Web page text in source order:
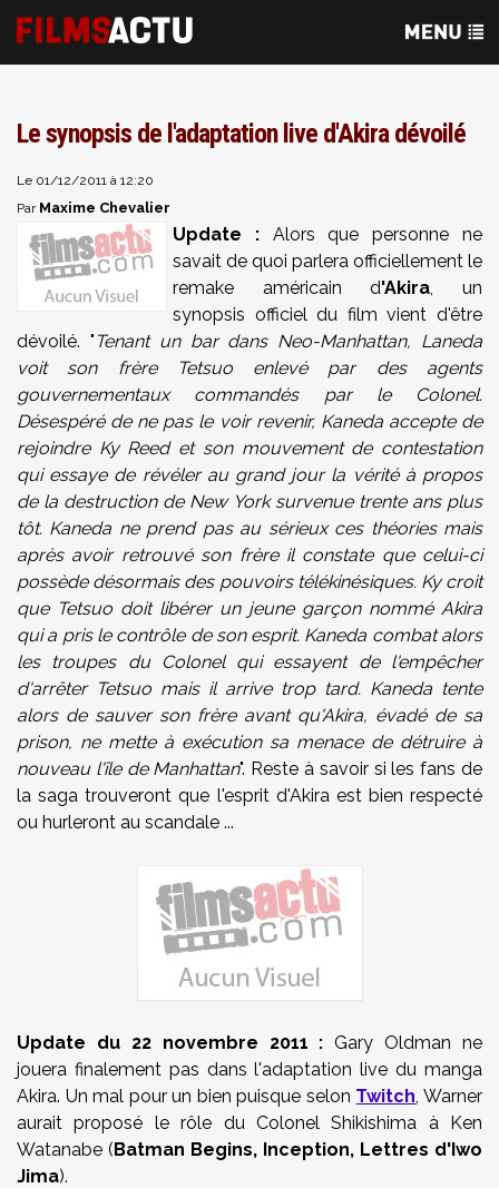
Le synopsis de l'adaptation live d'Akira dévoilé
Le 01/12/2011 à 12:20
Par Maxime Chevalier
Update :
Alors que personne ne
savait de quoi parlera officiellement le
remake américain d'Akira,un
synopsis officiel du film vient d'être
dévoilé. " Tenant un bar dans Neo-Manhattan, Laneda
voit son frère Tetsuo enlevé par des agents
gouvernementaux commandés par le Colonel.
Désespéré de ne pas le voir revenir, Kaneda accepte de
rejoindre Ky Reed et son mouvement de contestation
qui essaye de révéler au grand jour la vérité à propos
de la destruction de New York survenue trente ans plus
tôt. Kaneda ne prend pas au sérieux ces théories mais
après avoir retrouvé son frère il constate que celui-ci
possède désormais des pouvoirs télékinésiques. Ky croit
que Tetsuo doit libérer un jeune garçon nommé Akira
qui a pris le contrôle de son esprit. Kaneda combat alors
les troupes du Colonel qui essayent de l'empêcher
d'arrêter Tetsuo mais il arrive trop tard. Kaneda tente
alors de sauver son frère avant qu'Akira, évadé de sa
prison, ne mette à exécution sa menace de détruire à
nouveau l'île de Manhattan". Reste à savoir si les fans de
la saga trouveront que l'esprit d'Akira est bien respecté
ou hurleront au scandale ...
Update du 22 novembre 2011 : Gary Oldman ne
jouera finalement pas dans l'adaptation live du manga
Akira. Un mal pour un bien puisque selon Twitch, Warner
aurait proposé le rôle du Colonel Shikishima à Ken
Watanabe (Batman Begins, Inception, Lettres d'Iwo
Jima).